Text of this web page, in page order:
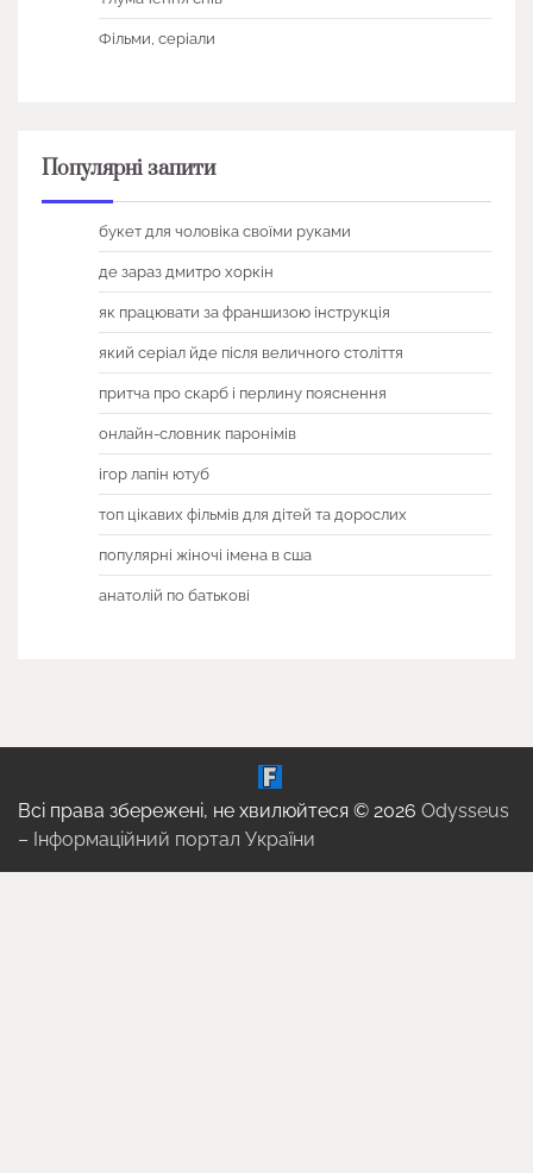
Фільми, серіали
Популярні запити
букет для чоловіка своїми руками
де зараз дмитро хоркін
як працювати за франшизою інструкція
який серіал йде після величного століття
притча про скарб і перлину пояснення
онлайн-словник паронімів
ігор лапін ютуб
топ цікавих фільмів для дітей та дорослих
популярні жіночі імена в сша
анатолій по батькові
Всі права збережені, не хвилюйтеся © 2026 Odysseus
– Інформаційний портал України